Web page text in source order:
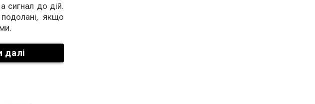
сигнал до дій.
якщо
далі